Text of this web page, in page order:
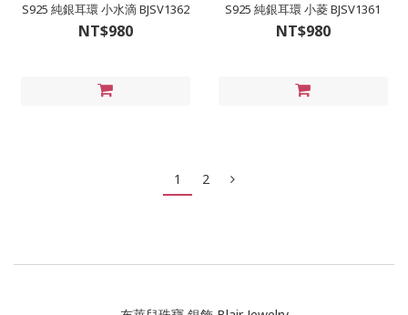
S925 純銀耳環 小水滴 BJSV1362
NT$980
S925 純銀耳環 小菱 BJSV1361
NT$980
1 2